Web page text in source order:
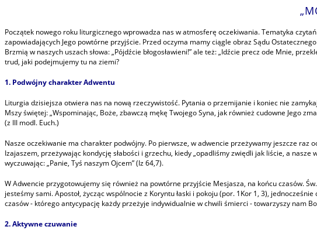
Początek nowego roku liturgicznego wprowadza nas w atmosferę oczekiwania. Tematyka
zapowiadających Jego powtórne przyjście. Przed oczyma mamy ciągle obraz Sądu
Brzmią w naszych uszach słowa: „Pójdźcie błogosławieni!” ale też: „Idźcie precz ode Mnie,
trud, jaki podejmujemy tu na ziemi?
1. Podwójny charakter Adwentu
Liturgia dzisiejsza otwiera nas na nową rzeczywistość. Pytania o przemijanie i koniec nie
Mszy świętej: „Wspominając, Boże, zbawczą mękę Twojego Syna, jak również cudowne Jego
(z III modl. Euch.)
Nasze oczekiwanie ma charakter podwójny. Po pierwsze, w adwencie przeżywamy jeszcze
Izajaszem, przeżywając kondycję słabości i grzechu, kiedy „opadliśmy zwiędli jak liście, a nasze
wyczuwając: „Panie, Tyś naszym Ojcem” (Iz 64,7).
W Adwencie przygotowujemy się również na powtórne przyjście Mesjasza, na końcu czasów.
jesteśmy sami. Apostoł, życząc wspólnocie z Koryntu łaski i pokoju (por. 1Kor 1, 3),
czasów - którego antycypację każdy przeżyje indywidualnie w chwili śmierci - towarzyszy nam
2. Aktywne czuwanie